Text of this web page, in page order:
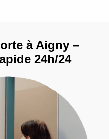
à Aigny –
24h/24